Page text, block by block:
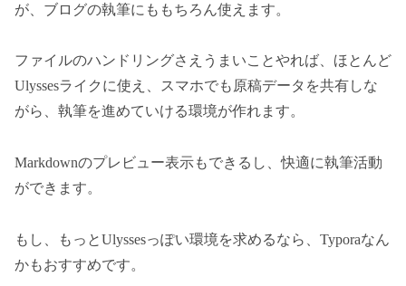
が、ブログの執筆にももちろん使えます。
ファイルのハンドリングさえうまいことやれば、ほとんど
Ulyssesライクに使え、スマホでも原稿データを共有しな
がら、執筆を進めていける環境が作れます。
Markdownのプレビュー表示もできるし、快適に執筆活動
ができます。
もし、もっとUlyssesっぽい環境を求めるなら、Typoraなん
かもおすすめです。